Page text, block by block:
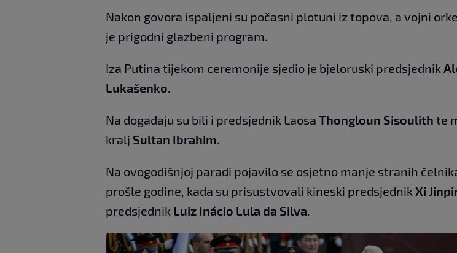
Nakon govora ispaljeni su počasni plotuni iz topova, a vojni
je prigodni glazbeni program.
Iza Putina tijekom ceremonije sjedio je bjeloruski predsjednik
Lukašenko.
Na događaju su bili i predsjednik Laosa Thongloun Sisoulith te
kralj Sultan Ibrahim
Na ovogodišnjoj paradi pojavilo se osjetno manje stranih
prošle godine, kada su prisustvovali kineski predsjednik Xi
predsjednik Luiz Inácio Lula da Silva